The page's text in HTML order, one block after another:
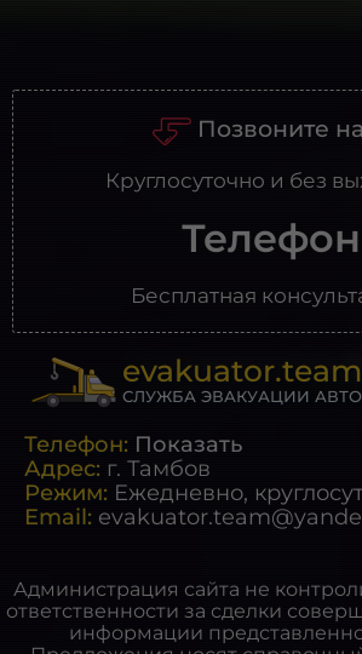
Позвоните
Круглосуточно и без
Телефон
Бесплатная
evakuator.team
СЛУЖБА ЭВАКУАЦИИ АВТО
Телефон: Показать
Адрес: г.Тамбов
Режим: Ежедневно,
Email:
Администрация сайта не
ответственности за сделки
информации